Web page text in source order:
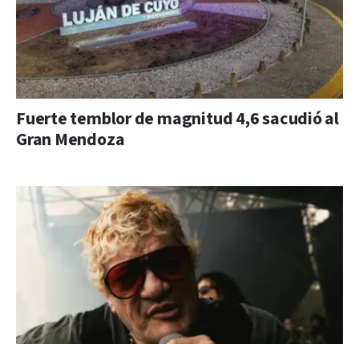
Fuerte temblor de magnitud 4,6 sacudió al
Gran Mendoza